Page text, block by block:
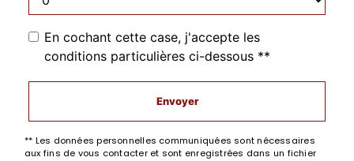
En cochant cette case, j'accepte les
conditions particulières ci-dessous **
Envoyer
** Les données personnelles communiquées sont nécessaires
aux fins de vous contacter et sont enregistrées dans un fichier